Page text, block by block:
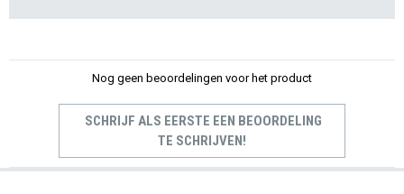
Nog geen beoordelingen voor het product
SCHRIJF ALS EERSTE EEN BEOORDELING
TE SCHRIJVEN!